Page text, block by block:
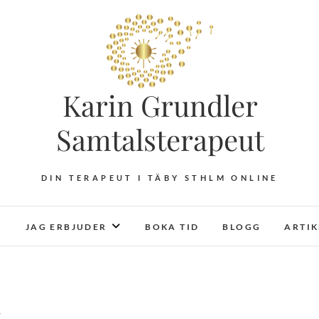
Karin Grundler
Samtalsterapeut
DIN TERAPEUT I TÄBY STHLM ONLINE
JAG ERBJUDER BOKA TID BLOGG